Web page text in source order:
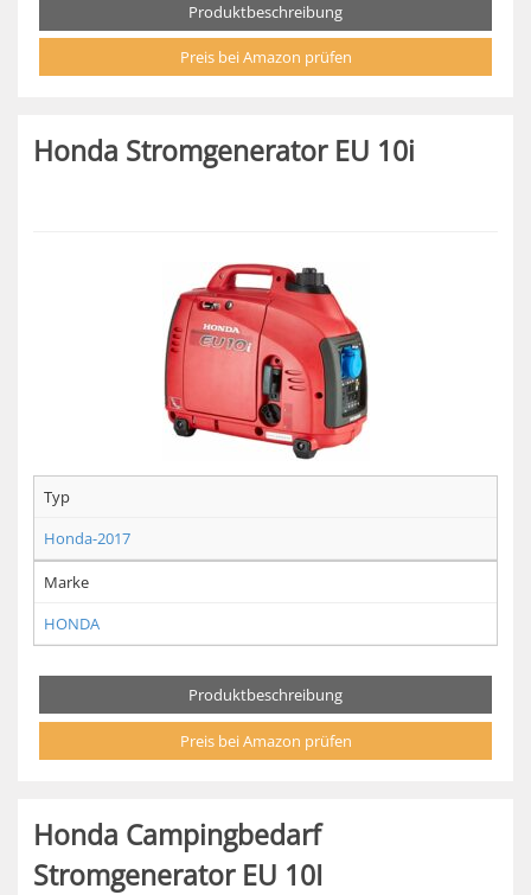
Produktbeschreibung
Preis bei Amazon prüfen
Honda Stromgenerator EU 10i
Typ
Honda-2017
Marke
HONDA
Produktbeschreibung
Preis bei Amazon prüfen
Honda Campingbedarf
Stromgenerator EU 10I